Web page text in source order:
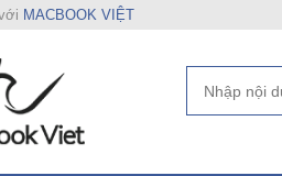
MACBOOK VIỆT